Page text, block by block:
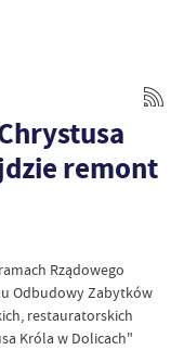
remont
Rządowego
Odbudowy Zabytków
restauratorskich
Króla w Dolicach"